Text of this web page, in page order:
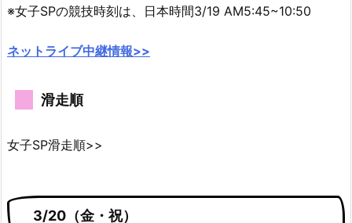
※女子SPの競技時刻は、日本時間3/19 AM5:45~10:50
ネットライブ中継情報>>
滑走順
女子SP滑走順>>
3/20（金・祝）